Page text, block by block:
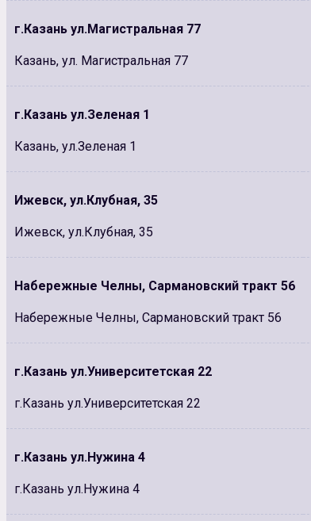
г.Казань ул.Магистральная 77
Казань, ул. Магистральная 77
г.Казань ул.Зеленая 1
Казань, ул.Зеленая 1
Ижевск, ул.Клубная, 35
Ижевск, ул.Клубная, 35
Набережные Челны, Сармановский тракт 56
Набережные Челны, Сармановский тракт 56
г.Казань ул.Университетская 22
г.Казань ул.Университетская 22
г.Казань ул.Нужина 4
г.Казань ул.Нужина 4